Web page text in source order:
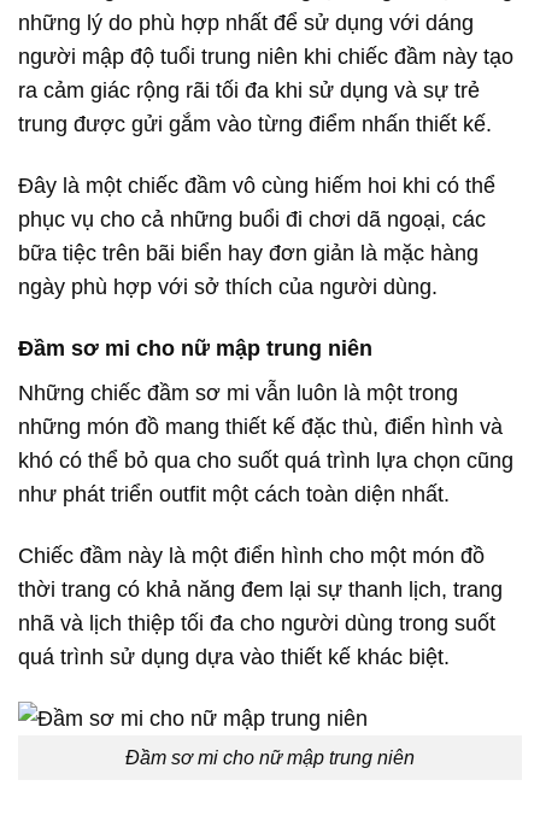
những lý do phù hợp nhất để sử dụng với dáng
người mập độ tuổi trung niên khi chiếc đầm này tạo
ra cảm giác rộng rãi tối đa khi sử dụng và sự trẻ
trung được gửi gắm vào từng điểm nhấn thiết kế.
Đây là một chiếc đầm vô cùng hiếm hoi khi có thể
phục vụ cho cả những buổi đi chơi dã ngoại, các
bữa tiệc trên bãi biển hay đơn giản là mặc hàng
ngày phù hợp với sở thích của người dùng.
Đầm sơ mi cho nữ mập trung niên
Những chiếc đầm sơ mi vẫn luôn là một trong
những món đồ mang thiết kế đặc thù, điển hình và
khó có thể bỏ qua cho suốt quá trình lựa chọn cũng
như phát triển outfit một cách toàn diện nhất.
Chiếc đầm này là một điển hình cho một món đồ
thời trang có khả năng đem lại sự thanh lịch, trang
nhã và lịch thiệp tối đa cho người dùng trong suốt
quá trình sử dụng dựa vào thiết kế khác biệt.
Đầm sơ mi cho nữ mập trung niên